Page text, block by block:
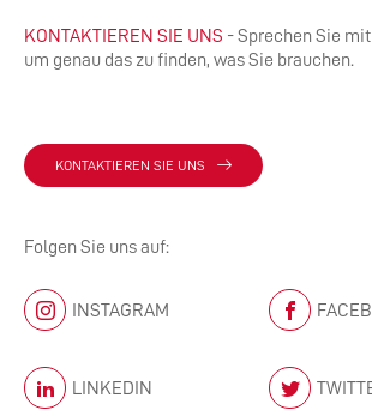
KONTAKTIEREN SIE UNS - Sprechen Sie
um genau das zu finden, was Sie brauchen.
KONTAKTIEREN SIE UNS
Folgen Sie uns auf:
INSTAGRAM
LINKEDIN